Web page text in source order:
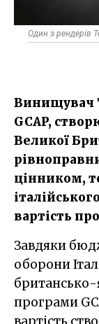
Один з рендерів
Винищувач
GCAP,
Великої
цінником,
вартість
Завдяки бюджетному запиту міністерства
оборони
британсько-
програми